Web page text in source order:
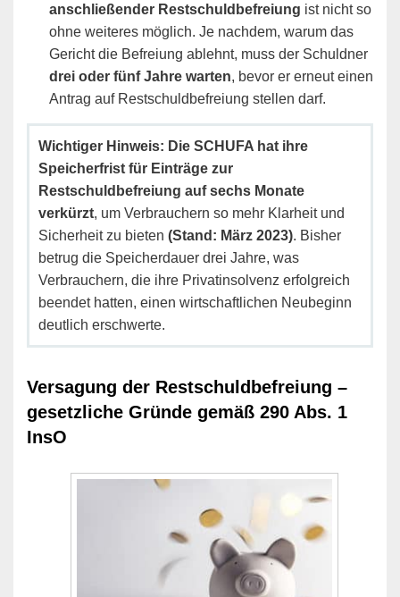
anschließender Restschuldbefreiung ist nicht so
ohne weiteres möglich. Je nachdem, warum das
Gericht die Befreiung ablehnt, muss der Schuldner
drei oder fünf Jahre warten, bevor er erneut einen
Antrag auf Restschuldbefreiung stellen darf.
Wichtiger Hinweis: Die SCHUFA hat ihre
Speicherfrist für Einträge zur
Restschuldbefreiung auf sechs Monate
verkürzt, um Verbrauchern so mehr Klarheit und
Sicherheit zu bieten (Stand: März 2023). Bisher
betrug die Speicherdauer drei Jahre, was
Verbrauchern, die ihre Privatinsolvenz erfolgreich
beendet hatten, einen wirtschaftlichen Neubeginn
deutlich erschwerte.
Versagung der Restschuldbefreiung –
gesetzliche Gründe gemäß 290 Abs. 1
InsO